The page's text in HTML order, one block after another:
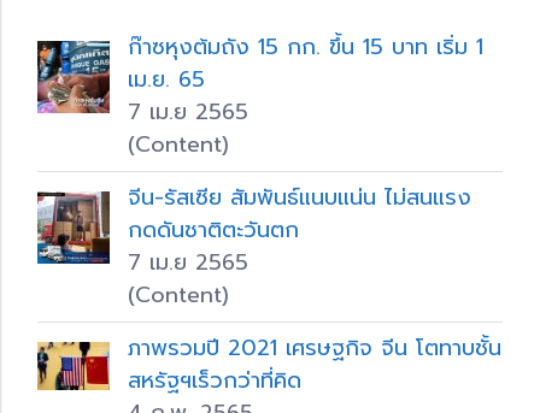
ก๊าซหุงต้มถัง 15 กก. ขึ้น 15 บาท เริ่ม 1
เม.ย. 65
7 เม.ย 2565
(Content)
จีน-รัสเซีย สัมพันธ์แนบแน่น ไม่สนแรง
กดดันชาติตะวันตก
7 เม.ย 2565
(Content)
ภาพรวมปี 2021 เศรษฐกิจ จีน โตทาบชั้น
สหรัฐฯเร็วกว่าที่คิด